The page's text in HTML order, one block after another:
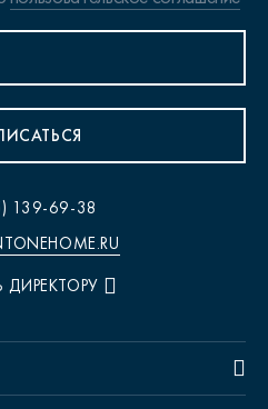
139-69-38
ДИРЕКТОРУ